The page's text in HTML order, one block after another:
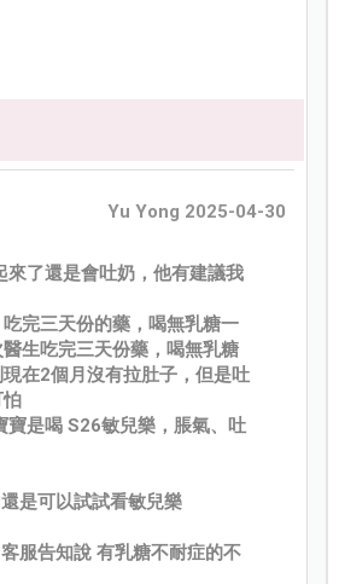
Yu Yong 2025-04-30
了還是會吐奶，他有建議我
完三天份的藥，喝無乳糖一
生吃完三天份藥，喝無乳糖
在2個月沒有拉肚子，但是吐
怕
寶是喝 S26敏兒樂，脹氣、吐
是可以試試看敏兒樂
服告知說 有乳糖不耐症的不